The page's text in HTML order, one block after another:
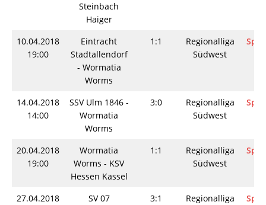
Steinbach
Haiger
10.04.2018
19:00
Eintracht
Stadtallendorf
- Wormatia
Worms
1:1
Regionalliga
Südwest
14.04.2018
14:00
SSV Ulm 1846 -
Wormatia
Worms
3:0
Regionalliga
Südwest
20.04.2018
19:00
Wormatia
Worms - KSV
Hessen Kassel
1:1
Regionalliga
Südwest
27.04.2018
SV 07
3:1
Regionalliga